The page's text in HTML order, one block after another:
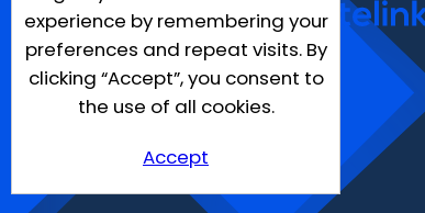
experience by remembering your
preferences and repeat visits. By
clicking “Accept”, you consent to
the use of all cookies.
Accept